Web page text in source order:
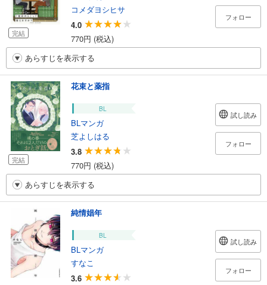
完結
コメダヨシヒサ
4.0
770円 (税込)
フォロー
あらすじを表示する
完結
花束と薬指
BL
BLマンガ
芝よしはる
3.8
770円 (税込)
試し読み
フォロー
あらすじを表示する
純情娼年
BL
BLマンガ
すなこ
3.6
試し読み
フォロー